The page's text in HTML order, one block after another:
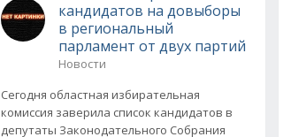
кандидатов на довыборы
в региональный
парламент от двух партий
Новости
Сегодня областная избирательная
комиссия заверила список кандидатов в
депутаты Законодательного Собрания